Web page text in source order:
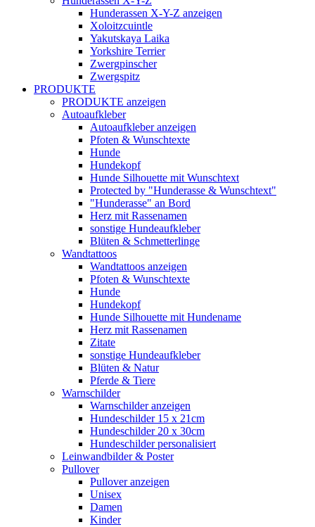
Hunderassen X-Y-Z anzeigen
Xoloitzcuintle
Yakutskaya Laika
Yorkshire Terrier
Zwergpinscher
Zwergspitz
PRODUKTE
PRODUKTE anzeigen
Autoaufkleber
Autoaufkleber anzeigen
Pfoten & Wunschtexte
Hunde
Hundekopf
Hunde Silhouette mit Wunschtext
Protected by "Hunderasse & Wunschtext"
"Hunderasse" an Bord
Herz mit Rassenamen
sonstige Hundeaufkleber
Blüten & Schmetterlinge
Wandtattoos
Wandtattoos anzeigen
Pfoten & Wunschtexte
Hunde
Hundekopf
Hunde Silhouette mit Hundename
Herz mit Rassenamen
Zitate
sonstige Hundeaufkleber
Blüten & Natur
Pferde & Tiere
Warnschilder
Warnschilder anzeigen
Hundeschilder 15 x 21cm
Hundeschilder 20 x 30cm
Hundeschilder personalisiert
Leinwandbilder & Poster
Pullover
Pullover anzeigen
Unisex
Damen
Kinder